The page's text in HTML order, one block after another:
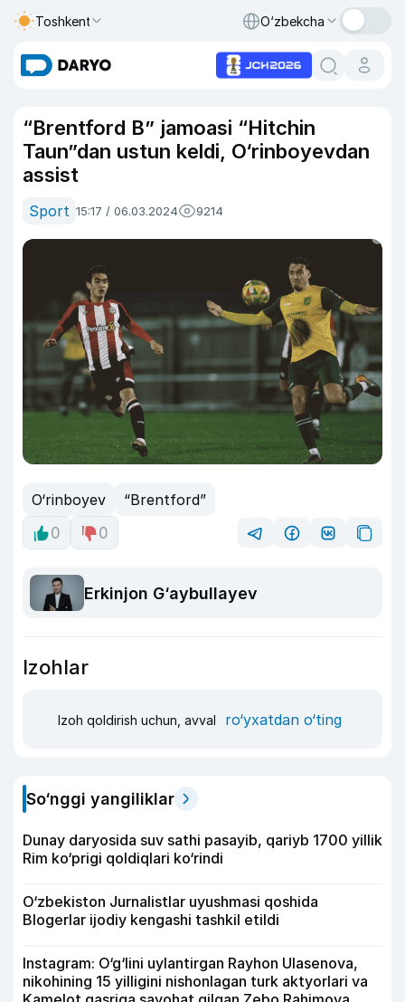
Toshkent O‘zbekcha
“Brentford B” jamoasi “Hitchin
Taun”dan ustun keldi, O‘rinboyevdan
assist
Sport 15:17 / 06.03.2024 9214
O‘rinboyev
“Brentford”
0
0
Erkinjon G‘aybullayev
Izohlar
Izoh qoldirish uchun, avval ro‘yxatdan o‘ting
So‘nggi yangiliklar
Dunay daryosida suv sathi pasayib, qariyb 1700 yillik
Rim ko‘prigi qoldiqlari ko‘rindi
O‘zbekiston Jurnalistlar uyushmasi qoshida
Blogerlar ijodiy kengashi tashkil etildi
Instagram: O‘g‘lini uylantirgan Rayhon Ulasenova,
nikohining 15 yilligini nishonlagan turk aktyorlari va